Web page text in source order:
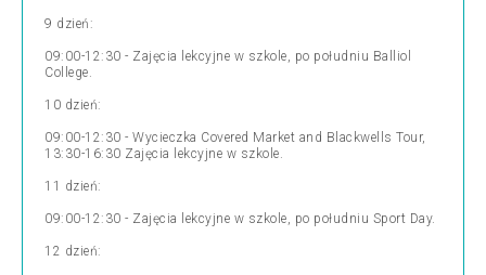
9 dzień:
09:00-12:30 - Zajęcia lekcyjne w szkole, po południu Balliol
College.
10 dzień:
09:00-12:30 - Wycieczka Covered Market and Blackwells Tour,
13:30-16:30 Zajęcia lekcyjne w szkole.
11 dzień:
09:00-12:30 - Zajęcia lekcyjne w szkole, po południu Sport Day.
12 dzień: